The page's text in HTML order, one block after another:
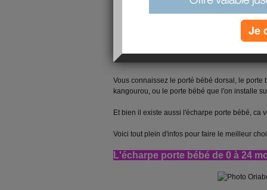
tout un choix de porte-bébé...
Vous connaissez le porté bébé dorsal, le porte
kangourou, ou le porte bébé que l'on installe
Et bien il existe aussi l'écharpe porte bébé, ca
Voici tout plein d'infos pour faire le meilleur
L'écharpe porte bébé de 0 à 24
Je